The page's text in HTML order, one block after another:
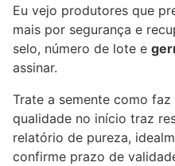
Eu vejo produtores que
mais por segurança e
selo, número de lote e
assinar.
Trate a semente como
qualidade no início traz
relatório de pureza,
confirme prazo de